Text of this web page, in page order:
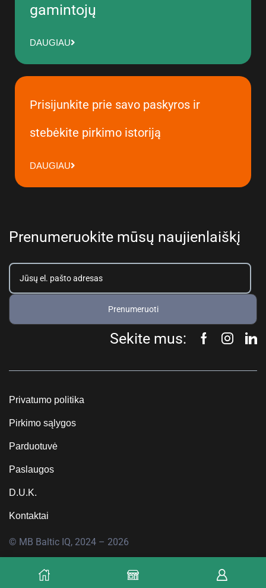
gamintojų
DAUGIAU
Prisijunkite prie savo paskyros ir
stebėkite pirkimo istoriją
DAUGIAU
Prenumeruokite mūsų naujienlaiškį
Prenumeruoti
Sekite mus:
Privatumo politika
Pirkimo sąlygos
Parduotuvė
Paslaugos
D.U.K.
Kontaktai
© MB Baltic IQ, 2024 – 2026